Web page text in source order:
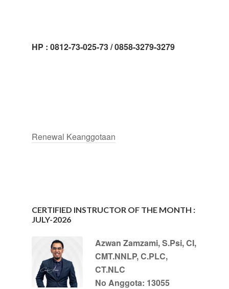
HP : 0812-73-025-73 / 0858-3279-3279
Renewal Keanggotaan
CERTIFIED INSTRUCTOR OF THE MONTH :
JULY-2026
Azwan Zamzami, S.Psi, CI,
CMT.NNLP, C.PLC,
CT.NLC
No Anggota: 13055